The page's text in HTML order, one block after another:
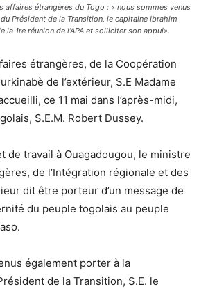
affaires étrangères du Togo : « nous sommes venus
Président de la Transition, le capitaine Ibrahim
la 1re réunion de l’APA et solliciter son appui».
étrangères, de la Coopération
de l’extérieur, S.E Madame
ce 11 mai dans l’après-midi,
S.E.M. Robert Dussey.
de travail à Ouagadougou, le ministre
de l’Intégration régionale et des
dit être porteur d’un message de
du peuple togolais au peuple
également porter à la
de la Transition, S.E. le